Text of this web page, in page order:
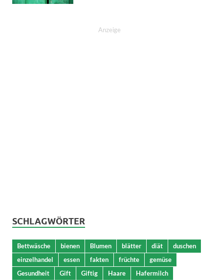
Anzeige
SCHLAGWÖRTER
Bettwäsche bienen Blumen blätter diät
duschen
einzelhandel
essen fakten früchte
gemüse
Gesundheit
Gift Giftig Haare
Hafermilch